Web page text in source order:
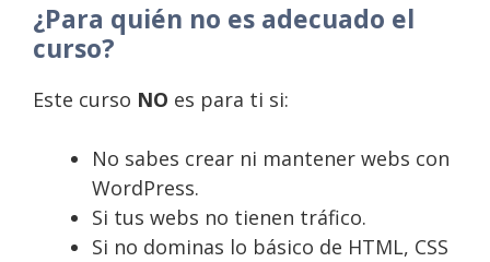
¿Para quién no es adecuado el
curso?
Este curso NO es para ti si:
No sabes crear ni mantener webs con
WordPress.
Si tus webs no tienen tráfico.
Si no dominas lo básico de HTML, CSS